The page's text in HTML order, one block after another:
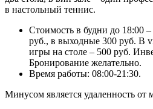
в настольный теннис.
Стоимость в будни до 18:00
руб., в выходные 300 руб. В
игры на столе – 500 руб.
Бронирование желательно.
Время работы: 08:00-21:30.
Минусом является удаленность от